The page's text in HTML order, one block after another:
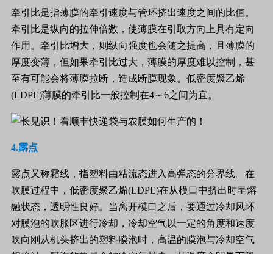
牵引比是指薄膜的牵引速度与管环挤出速度之间的比值。
牵引比是纵向的拉伸倍数，使薄膜在引取方向上具有定向
作用。牵引比增大，则纵向强度也会随之提高，且薄膜的
厚度变薄，但如果牵引比过大，薄膜的厚度难以控制，甚
至有可能会将薄膜拉断，造成断膜现象。低密度聚乙烯
(LDPE)薄膜的牵引比一般控制在4～6之间为宜。
4.露点
露点又称霜线，指塑料由粘流态进入高弹态的分界线。在
吹膜过程中，低密度聚乙烯(LDPE)在从模口中挤出时呈熔
融状态，透明性良好。当离开模口之后，要通过冷却风环
对膜泡的吹胀区进行冷却，冷却空气以一定的角度和速度
吹向刚从机头挤出的塑料膜泡时，高温的膜泡与冷却空气